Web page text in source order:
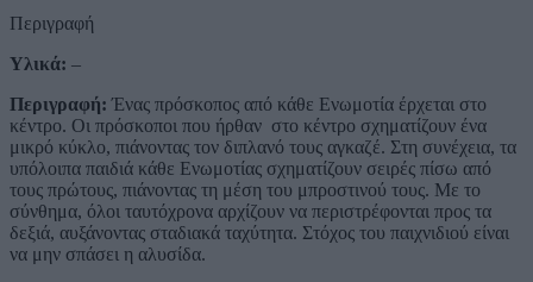
Περιγραφή
Υλικά: –
Περιγραφή:Ένας πρόσκοπος από κάθε Ενωμοτία έρχεται στο
κέντρο. Οι πρόσκοποι που ήρθαν στο κέντρο σχηματίζουν ένα
μικρό κύκλο, πιάνοντας τον διπλανό τους αγκαζέ. Στη συνέχεια, τα
υπόλοιπα παιδιά κάθε Ενωμοτίας σχηματίζουν σειρές πίσω από
τους πρώτους, πιάνοντας τη μέση του μπροστινού τους. Με το
σύνθημα, όλοι ταυτόχρονα αρχίζουν να περιστρέφονται προς τα
δεξιά, αυξάνοντας σταδιακά ταχύτητα. Στόχος του παιχνιδιού είναι
να μην σπάσει η αλυσίδα.